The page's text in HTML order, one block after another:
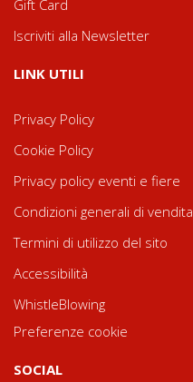
Gift Card
Iscriviti alla Newsletter
LINK UTILI
Privacy Policy
Cookie Policy
Privacy policy eventi e fiere
Condizioni generali di vendita
Termini di utilizzo del sito
Accessibilità
WhistleBlowing
Preferenze cookie
SOCIAL